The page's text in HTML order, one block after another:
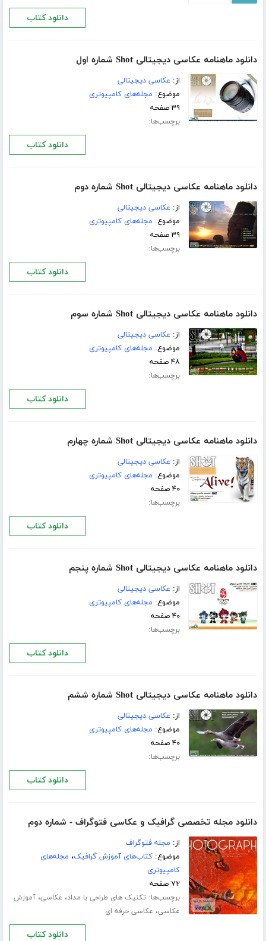
دانلود کتاب
دانلود ماهنامه عکاسی دیجیتالی Shot شماره اول
از: عکاسی دیجیتالی
موضوع: مجله‌های کامپیوتری
۳۹ صفحه
برچسب‌ها:
دانلود کتاب
دانلود ماهنامه عکاسی دیجیتالی Shot شماره دوم
از: عکاسی دیجیتالی
موضوع: مجله‌های کامپیوتری
۳۹ صفحه
برچسب‌ها:
دانلود کتاب
دانلود ماهنامه عکاسی دیجیتالی Shot شماره سوم
از: عکاسی دیجیتالی
موضوع: مجله‌های کامپیوتری
۴۸ صفحه
برچسب‌ها:
دانلود کتاب
دانلود ماهنامه عکاسی دیجیتالی Shot شماره چهارم
از: عکاسی دیجیتالی
موضوع: مجله‌های کامپیوتری
۴۰ صفحه
برچسب‌ها:
دانلود کتاب
دانلود ماهنامه عکاسی دیجیتالی Shot شماره پنجم
از: عکاسی دیجیتالی
موضوع: مجله‌های کامپیوتری
۴۰ صفحه
برچسب‌ها:
دانلود کتاب
دانلود ماهنامه عکاسی دیجیتالی Shot شماره ششم
از: عکاسی دیجیتالی
موضوع: مجله‌های کامپیوتری
۴۰ صفحه
برچسب‌ها:
دانلود کتاب
دانلود مجله تخصصی گرافیک و عکاسی فتوگراف - شماره دوم
از: مجله فتوگراف
موضوع:کتاب‌های آموزش گرافیک، مجله‌های
کامپیوتری
۷۲ صفحه
برچسب‌ها: تکنیک های طراحی با مداد، عکاسی،آموزش
عکاسی، عکاسی حرفه ای
دانلود کتاب